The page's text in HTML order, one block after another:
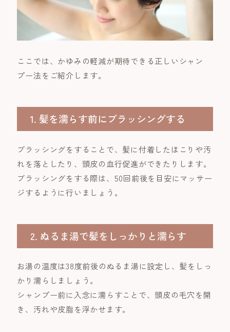
ここでは、かゆみの軽減が期待できる正しいシャン
プー法をご紹介します。
1. 髪を濡らす前にブラッシングする
ブラッシングをすることで、髪に付着したほこりや汚
れを落としたり、頭皮の血行促進ができたりします。
ブラッシングをする際は、50回前後を目安にマッサー
ジするように行いましょう。
2. ぬるま湯で髪をしっかりと濡らす
お湯の温度は38度前後のぬるま湯に設定し、髪をしっ
かり濡らしましょう。
シャンプー前に入念に濡らすことで、頭皮の毛穴を開
き、汚れや皮脂を浮かせます。